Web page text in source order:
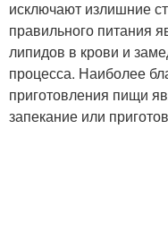
Помидоры при
атеросклерозе
исключают излишние
правильного питания
липидов в крови и
процесса. Наиболее
приготовления пищи
запекание или